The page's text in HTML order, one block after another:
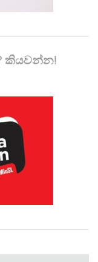
කියවන්න!